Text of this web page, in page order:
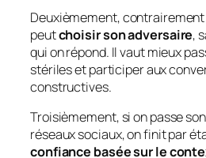
Deuxièmement,
peutchoisir son adversaire,
qui on répond. Il vaut mieux
stériles et participer aux
constructives.
Troisièmement, si on passe
réseaux sociaux, on finit par
confiance basée sur le